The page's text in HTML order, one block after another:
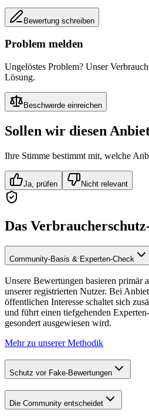
Bewertung schreiben
Problem melden
Ungelöstes Problem? Unser
Lösung.
Beschwerde einreichen
Sollen wir diesen
Ihre Stimme bestimmt mit, welche
Ja, prüfen Nicht relevant
Das
Community-Basis & Experten-Check
Unsere Bewertungen basieren primär
unserer registrierten Nutzer. Bei
öffentlichen Interesse schaltet sich
und führt einen tiefgehenden
gesondert ausgewiesen wird.
Mehr zu unserer Methodik
Schutz vor Fake-Bewertungen
Die Community entscheidet